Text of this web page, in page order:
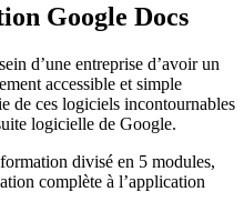
Google Docs
d’une entreprise d’avoir un
accessible et simple
de ces logiciels incontournables
logicielle de Google.
divisé en 5 modules,
complète à l’application